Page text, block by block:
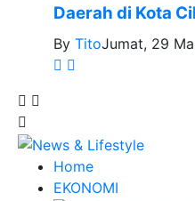
Daerah di Kota
By TitoJumat, 29
Home
EKONOMI